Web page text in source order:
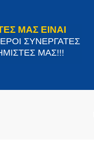
ΜΑΣ ΕΙΝΑΙ
ΣΥΝΕΡΓΑΤΕΣ
ΜΑΣ!!!